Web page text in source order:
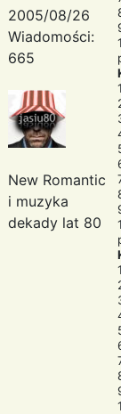
2005/08/26
Wiadomości:
665
New Romantic
i muzyka
dekady lat 80